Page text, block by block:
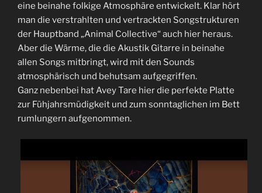
eine beinahe folkige Atmosphäre entwickelt. Klar hört
man die verstrahlten und vertrackten Songstrukturen
der Hauptband „Animal Collective“ auch hier heraus.
Aber die Wärme, die die Akustik Gitarre in beinahe
allen Songs mitbringt, wird mit den Sounds
atmosphärisch und behutsam aufgegriffen.
Ganz nebenbei hat Avey Tare hier die perfekte Platte
zur Fühjahrsmüdigkeit und zum sonntaglichen im Bett
rumlungern aufgenommen.